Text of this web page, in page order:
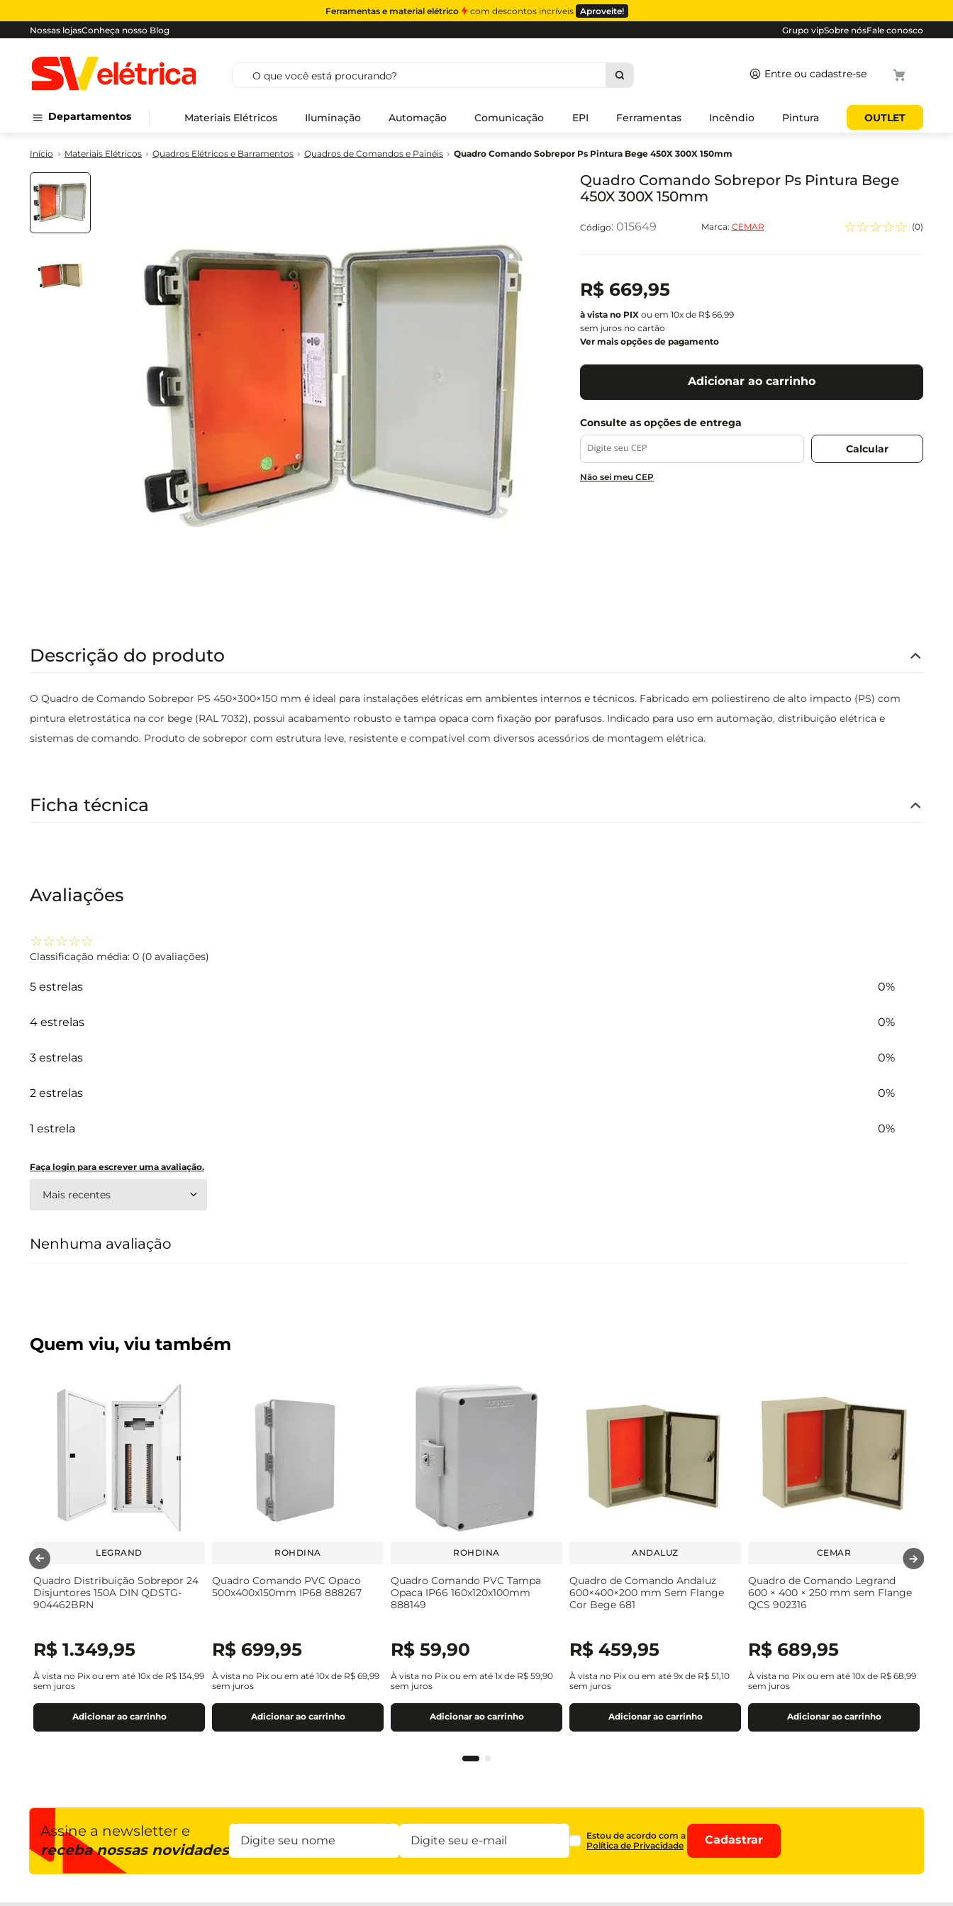
Ferramentas e material elétrico com descontos incríveis Aproveite!
Nossas lojasConheça nosso Blog Grupo vipSobre nósFale conosco
O que você está procurando?
Departamentos Materiais Elétricos Iluminação Automação Comunicação EPI Ferramentas Incêndio Pintura OUTLET
Materiais Elétricos Quadros Elétricos e Barramentos Quadros de Comandos e Painéis Quadro Comando Sobrepor Ps Pintura Bege 450X 300X 150mm
Quadro Comando Sobrepor Ps Pintura Bege
450X 300X 150mm
: 015649 Marca: CEMAR ☆☆☆☆☆ (0)
R$ 669,95
ou em 10x de R$ 66,99
sem juros no cartão
Ver mais opções de pagamento
Adicionar ao carrinho
Não sei meu CEP
Descrição do produto
O Quadro de Comando Sobrepor PS 450×300×150 mm é ideal para instalações elétricas em ambientes internos e técnicos. Fabricado em poliestireno de alto impacto (PS) com
pintura eletrostática na cor bege (RAL 7032), possui acabamento robusto e tampa opaca com fixação por parafusos. Indicado para uso em automação, distribuição elétrica e
sistemas de comando. Produto de sobrepor com estrutura leve, resistente e compatível com diversos acessórios de montagem elétrica.
Ficha técnica
Avaliações
☆☆☆☆☆
Classificação média: 0 (0 avaliações)
5 estrelas 0%
4 estrelas 0%
3 estrelas 0%
2 estrelas 0%
1 estrela 0%
Faça login para escrever uma avaliação.
Mais recentes
Nenhuma avaliação
Quem viu, viu também
LEGRAND
Quadro Distribuição Sobrepor 24
Disjuntores 150A DIN QDSTG-
904462BRN
R$ 1.349,95
À vista no Pix ou em até 10x de R$ 134,99
sem juros
Adicionar ao carrinho
ROHDINA
Quadro Comando PVC Opaco
500x400x150mm IP68 888267
R$ 699,95
À vista no Pix ou em até 10x de R$ 69,99
sem juros
Adicionar ao carrinho
ROHDINA
Quadro Comando PVC Tampa
Opaca IP66 160x120x100mm
888149
R$ 59,90
À vista no Pix ou em até 1x de R$ 59,90
sem juros
Adicionar ao carrinho
ANDALUZ
Quadro de Comando Andaluz
600×400×200 mm Sem Flange
Cor Bege 681
R$ 459,95
À vista no Pix ou em até 9x de R$ 51,10
sem juros
Adicionar ao carrinho
CEMAR
Quadro de Comando Legrand
600 × 400 × 250 mm sem Flange
QCS 902316
R$ 689,95
À vista no Pix ou em até 10x de R$ 68,99
sem juros
Adicionar ao carrinho
Assine a newsletter e
receba nossas novidades
Estou de acordo com a
Política de Privacidade
Cadastrar
1º
cabo
2º luminaria
3
tomada
4